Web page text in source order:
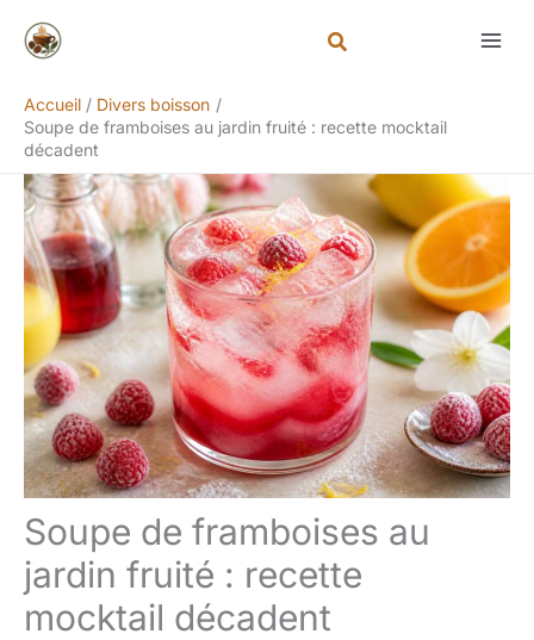
Accueil
Divers boisson
Soupe de framboises au jardin fruité : recette mocktail
décadent
Soupe de framboises au
jardin fruité : recette
mocktail décadent